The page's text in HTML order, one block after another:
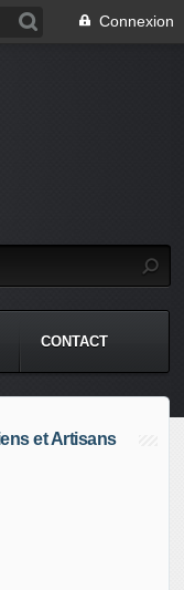
Connexion
CONTACT
et Artisans